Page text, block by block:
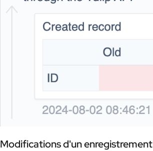
Modifications d'un